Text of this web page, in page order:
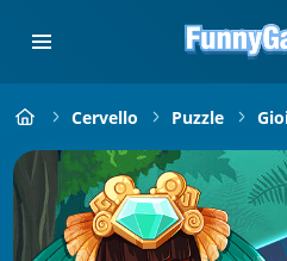
Cervello Puzzle